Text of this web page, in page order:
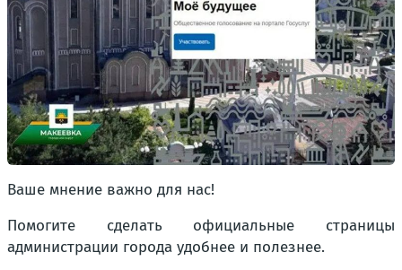
Ваше мнение важно для нас!
Помогите сделать официальные страницы
администрации города удобнее и полезнее.